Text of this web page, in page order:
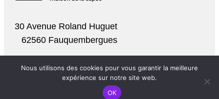
30 Avenue Roland Huguet
62560 Fauquembergues
Nous utilisons des cookies pour vous garantir la meilleure
expérience sur notre site web.
OK